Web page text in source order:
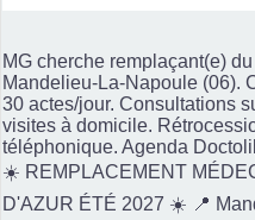
MG cherche remplaçant(e)
Mandelieu-La-Napoule (06).
30 actes/jour. Consultations
visites à domicile.
téléphonique. Agenda
☀️ REMPLACEMENT
D'AZUR ÉTÉ 2027 ☀️ 📍